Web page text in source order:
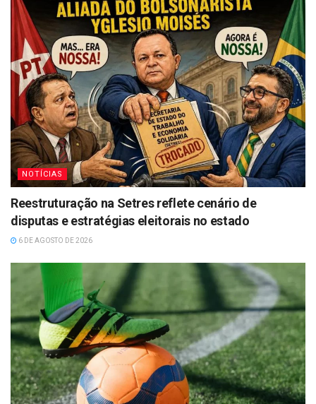
NOTÍCIAS
Reestruturação na Setres reflete cenário de
disputas e estratégias eleitorais no estado
6 DE AGOSTO DE 2026